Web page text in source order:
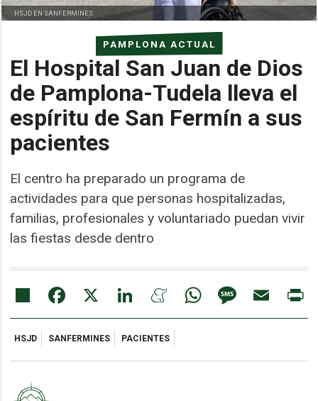
PAMPLONA ACTUAL
El Hospital San Juan de Dios
de Pamplona-Tudela lleva el
espíritu de San Fermín a sus
pacientes
El centro ha preparado un programa de
actividades para que personas hospitalizadas,
familias, profesionales y voluntariado puedan vivir
las fiestas desde dentro
HSJD EN SANFERMINES
Share Facebook LinkedIn MeneameWhatsAppMessageEmail
HSJD SANFERMINES PACIENTES